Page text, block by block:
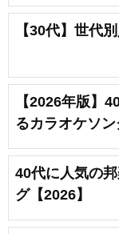
【30代】世代
【2026年版】
るカラオケソン
40代に人気の
グ【2026】